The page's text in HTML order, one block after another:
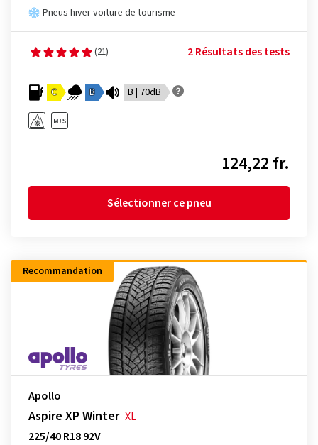
Pneus hiver voiture de tourisme
(21) 2 Résultats des tests
C B B | 70dB
124,22 fr.
Sélectionner ce pneu
Recommandation
Apollo
Aspire XP Winter XL
225/40 R18 92V